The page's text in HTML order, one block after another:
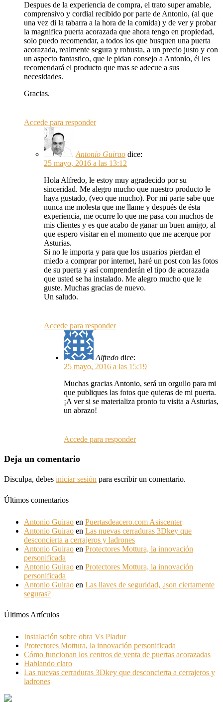
Despues de la experiencia de compra, el trato super amable,
comprensivo y cordial recibido por parte de Antonio, (al que
una vez di la tabarra a la hora de la comida) y de ver y probar
la magnifica puerta acorazada que ahora tengo en propiedad,
solo puedo recomendar, a todos los que busquen una puerta
acorazada, realmente segura y robusta, a un precio justo y con
un aspecto fantastico, que le pidan consejo a Antonio, él les
recomendará el producto que mas se adecue a sus
necesidades.
Gracias.
Accede para responder
Antonio Guirao dice:
25 mayo, 2016 a las 13:12
Hola Alfredo, le estoy muy agradecido por su
sinceridad. Me alegro mucho que nuestro producto le
haya gustado, (veo que mucho). Por mi parte sabe que
nunca me molesta que me llame y después de ésta
experiencia, me ocurre lo que me pasa con muchos de
mis clientes y es que acabo de ganar un buen amigo, al
que espero visitar en el momento que me acerque por
Asturias.
Si no le importa y para que los usuarios pierdan el
miedo a comprar por internet, haré un post con las fotos
de su puerta y así comprenderán el tipo de acorazada
que usted se ha instalado. Me alegro mucho que le
guste. Muchas gracias de nuevo.
Un saludo.
Accede para responder
Alfredo dice:
25 mayo, 2016 a las 15:19
Muchas gracias Antonio, será un orgullo para mi
que publiques las fotos que quieras de mi puerta.
¡A ver si se materializa pronto tu visita a Asturias,
un abrazo!
Accede para responder
Deja un comentario
Disculpa, debes iniciar sesión para escribir un comentario.
Últimos comentarios
Antonio Guirao en Puertasdeacero.com Asiscenter
Antonio Guirao en Las nuevas cerraduras 3Dkey que
desconcierta a cerrajeros y ladrones
Antonio Guirao en Protectores Mottura, la innovación
personificada
Antonio Guirao en Protectores Mottura, la innovación
personificada
Antonio Guirao en Las llaves de seguridad, ¿son ciertamente
seguras?
Últimos Artículos
Instalación sobre obra Vs Pladur
Protectores Mottura, la innovación personificada
Cómo funcionan los centros de venta de puertas acorazadas
Hablando claro
Las nuevas cerraduras 3Dkey que desconcierta a cerrajeros y
ladrones